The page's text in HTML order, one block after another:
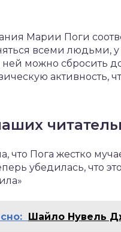
Марии Поги
всеми людьми,
можно сбросить
активность,
что Пога жестко
убедилась, что
Шайло Нувель